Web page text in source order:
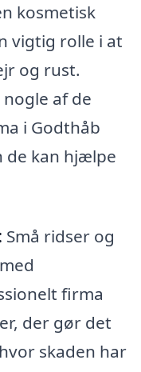
kosmetisk
vigtig rolle i at
og rust.
af de
i Godthåb
de kan hjælpe
Små ridser og
firma
der gør det
skaden har